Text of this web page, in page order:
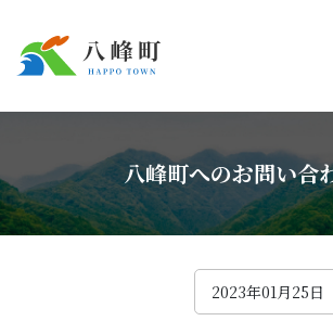
Foreign language
八峰町へのお問い合
2023年01月25日